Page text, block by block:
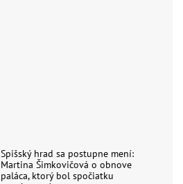
Spišský hrad sa postupne mení:
Martina Šimkovičová o obnove
paláca, ktorý bol spočiatku